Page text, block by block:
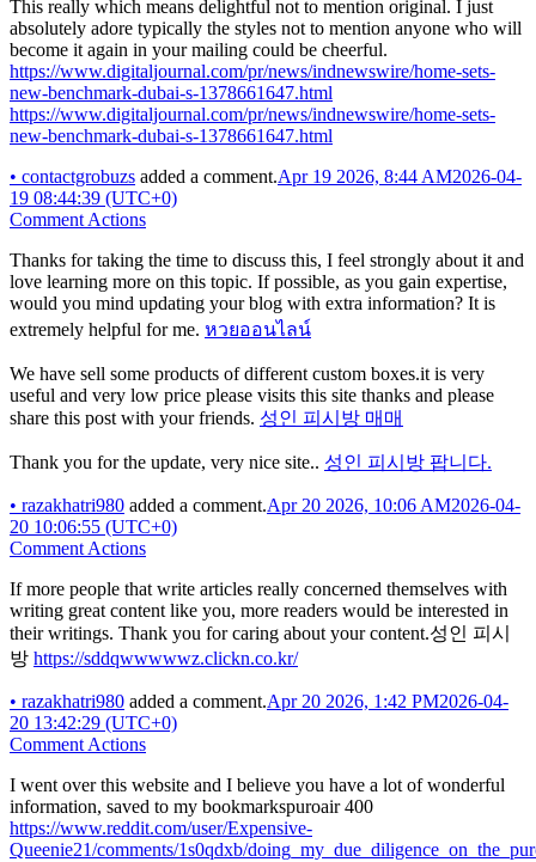
This really which means delightful not to mention original. I just
absolutely adore typically the styles not to mention anyone who will
become it again in your mailing could be cheerful.
https://www.digitaljournal.com/pr/news/indnewswire/home-sets-
new-benchmark-dubai-s-1378661647.html
https://www.digitaljournal.com/pr/news/indnewswire/home-sets-
new-benchmark-dubai-s-1378661647.html
• contactgrobuzs added a comment.Apr 19 2026, 8:44 AM2026-04-
19 08:44:39 (UTC+0)
Comment Actions
Thanks for taking the time to discuss this, I feel strongly about it and
love learning more on this topic. If possible, as you gain expertise,
would you mind updating your blog with extra information? It is
extremely helpful for me. หวยออนไลน์
We have sell some products of different custom boxes.it is very
useful and very low price please visits this site thanks and please
share this post with your friends. 성인 피시방 매매
Thank you for the update, very nice site.. 성인 피시방 팝니다.
• razakhatri980 added a comment.Apr 20 2026, 10:06 AM2026-04-
20 10:06:55 (UTC+0)
Comment Actions
If more people that write articles really concerned themselves with
writing great content like you, more readers would be interested in
their writings. Thank you for caring about your content.성인 피시
방 https://sddqwwwwwz.clickn.co.kr/
• razakhatri980 added a comment.Apr 20 2026, 1:42 PM2026-04-
20 13:42:29 (UTC+0)
Comment Actions
I went over this website and I believe you have a lot of wonderful
information, saved to my bookmarkspuroair 400
https://www.reddit.com/user/Expensive-
Queenie21/comments/1s0qdxb/